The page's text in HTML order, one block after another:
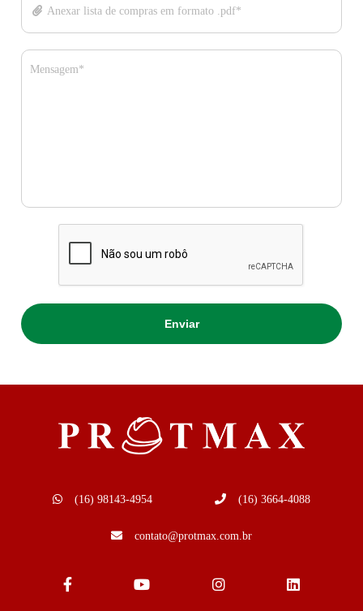
Anexar lista de compras em formato .pdf*
Mensagem*
(16) 98143-4954 (16) 3664-4088
contato@protmax.com.br